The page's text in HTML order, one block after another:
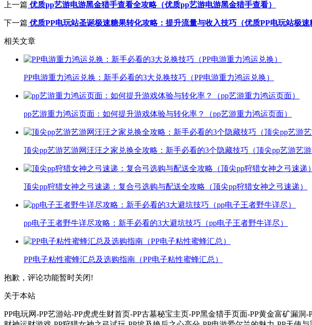
上一篇 优质pp艺游电游黑金猎手查看全攻略（优质pp艺游电游黑金猎手查看）
下一篇 优质PP电玩站圣诞极速糖果转化攻略：提升流量与收入技巧（优质PP电玩站极速
相关文章
PP电游重力鸿运兑换：新手必看的3大兑换技巧（PP电游重力鸿运兑换）
pp艺游重力鸿运页面：如何提升游戏体验与转化率？（pp艺游重力鸿运页面）
顶尖pp艺游艺游网汪汪之家兑换全攻略：新手必看的3个隐藏技巧（顶尖pp艺游艺游
顶尖pp狩猎女神之弓速递：复合弓选购与配送全攻略（顶尖pp狩猎女神之弓速递）
pp电子王者野牛详尽攻略：新手必看的3大避坑技巧（pp电子王者野牛详尽）
PP电子粘性蜜蜂汇总及选购指南（PP电子粘性蜜蜂汇总）
抱歉，评论功能暂时关闭!
关于本站
PP电玩网-PP艺游站-PP虎虎生财首页-PP古墓秘宝主页-PP黑金猎手页面-PP黄金富矿漏